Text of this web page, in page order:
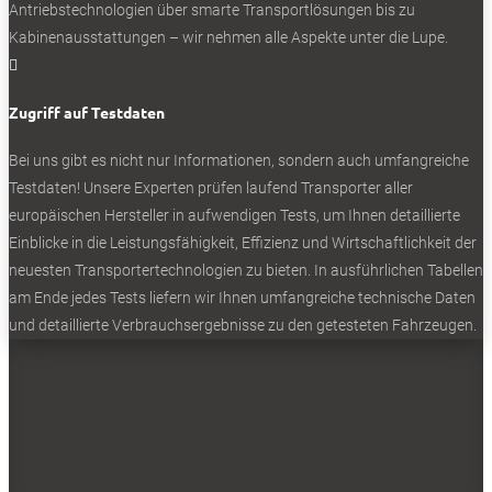
Wänden mit einer Deckschicht aus Polypropylen sowie
sie kommen der Nutzlast zugute.
Zustellfahrzeug mit Leichtbauwänden anstelle von
Aluminium
Leichtbau ist auch das Thema für das Spier-
Zustellfahrzeug SP45 Plus auf Iveco eDaily. Auch hier
kommen Wände mit Polypropylen-Beschichtung zum
Einsatz. Die braune Außenhaut des Premierenmodells
Antriebstechnologien über smarte Transportlösungen bis zu
Kabinenausstattungen – wir nehmen alle Aspekte unter die Lupe.

Zugriff auf Testdaten
Bei uns gibt es nicht nur Informationen, sondern auch umfangreiche
Testdaten! Unsere Experten prüfen laufend Transporter aller
europäischen Hersteller in aufwendigen Tests, um Ihnen detaillierte
Einblicke in die Leistungsfähigkeit, Effizienz und Wirtschaftlichkeit der
neuesten Transportertechnologien zu bieten. In ausführlichen Tabellen
am Ende jedes Tests liefern wir Ihnen umfangreiche technische Daten
und detaillierte Verbrauchsergebnisse zu den getesteten Fahrzeugen.